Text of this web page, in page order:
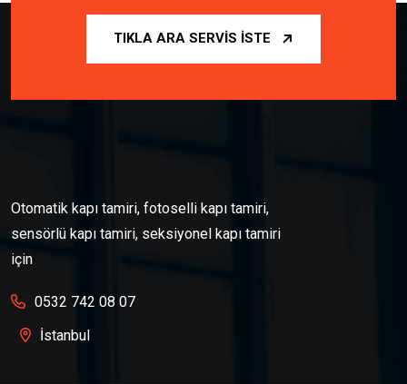
TIKLA ARA SERVIS İSTE
Otomatik kapı tamiri, fotoselli kapı tamiri,
sensörlü kapı tamiri, seksiyonel kapı tamiri
için
0532 742 08 07
İstanbul